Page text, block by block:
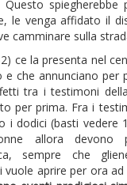
spiegherebbe
le venga affidato il
camminare sulla
ce la presenta nel
e che annunciano per
tra i testimoni
per prima. Fra i
i dodici (basti vedere
allora devono
sempre che
vuole aprire per ora